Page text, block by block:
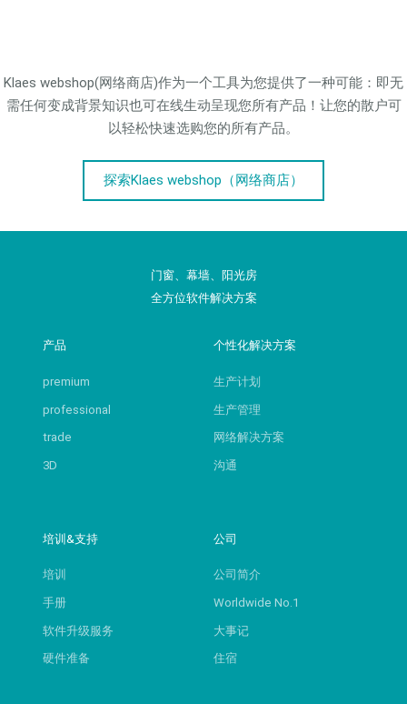
Klaes webshop(网络商店)作为一个工具为您提供了一种可能：即无
需任何变成背景知识也可在线生动呈现您所有产品！让您的散户可
以轻松快速选购您的所有产品。
探索Klaes webshop（网络商店）
门窗、幕墙、阳光房
全方位软件解决方案
产品
premium
professional
trade
3D
个性化解决方案
生产计划
生产管理
网络解决方案
沟通
培训&支持
培训
手册
软件升级服务
硬件准备
公司
公司简介
Worldwide No.1
大事记
住宿